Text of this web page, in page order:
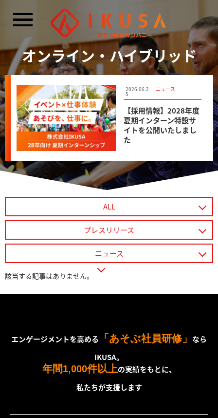
オンライン・ハイブリッド
2026.07.2
5
メディア掲載
TBS NEWS DIGのニュ
ース記事にて、CBCテ
レビ主催のイベント
「あそび防災フェス」
た
2026.06.2
5
ニュース
【採用情報】2028年度
夏期インターン特設サ
イトを公開いたしまし
た
2026.06.2
5
メディア掲載
北海道テレビ「イチオ
シ！！」にて、「あそ
び防災プロジェクト」
の記事が紹介されまし
ALL
プレスリリース
ニュース
該当する記事はありません。
エンゲージメントを高める 「あそぶ社員研修」 なら
IKUSA。
年間1,000件以上の実績をもとに、
私たちが支援します